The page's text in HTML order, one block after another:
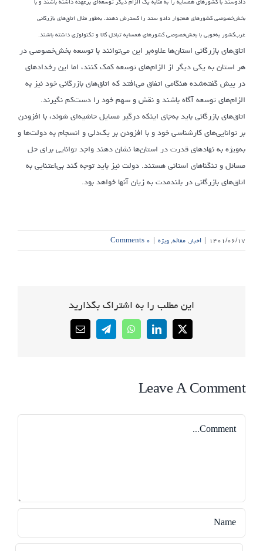
بخش‌خصوصی کشورهای همجوار دادو ستد را گسترش دهند. به‌طور مثال اتاق‌های بازرگانی
غرب‌کشور به‌خوبی با بخش‌خصوصی کشورهای همسایه تبادل کالا و تکنولوژی داشته باشند.
اتاق‌های بازرگانی استان‌ها علاوه‌بر این می‌توانند با توسعه بخش‌خصوصی در
هر استان به یکی دیگر از الزام‌های توسعه کمک کنند، اما این رخدادهای
در پیش گفته‌شده هنگامی اتفاق می‌افتد که اتاق‌های بازرگانی خود نیز به
الزام‌های توسعه آگاه باشند و نقش و سهم خود را دست‌کم نگیرند.
اتاق‌های بازرگانی باید به‌جای اینکه درگیر مسایل حاشیه‌ای شوند، با افزودن
بر توانایی‌های کارشناسی خود و با افزودن بر یک‌دلی و انسجام به دولت‌ها و
به‌ویژه به نهادهای قدرت در استان‌ها نشان دهند واجد توانایی برای حل
مسائل و تنگناهای استانی هستند. دولت نیز باید توجه کند بی‌اعتنایی به
اتاق‌های بازرگانی در بلندمدت به زیان آنها خواهد بود.
۱۴۰۱/۰۶/۱۷ | اخبار,مقاله,ویژه | ۰ Comments
این مطلب را به اشتراک بگذارید
X
LinkedIn
WhatsApp
Telegram
Email
Leave A Comment